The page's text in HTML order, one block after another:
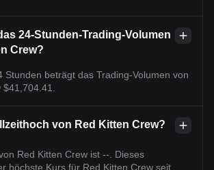
24-Stunden-Trading-Volumen
Crew?
Stunden beträgt das Trading-Volumen von
von Red Kitten Crew?
Red Kitten Crew ist --. Dieses
höchste Kurs für Red Kitten Crew seit